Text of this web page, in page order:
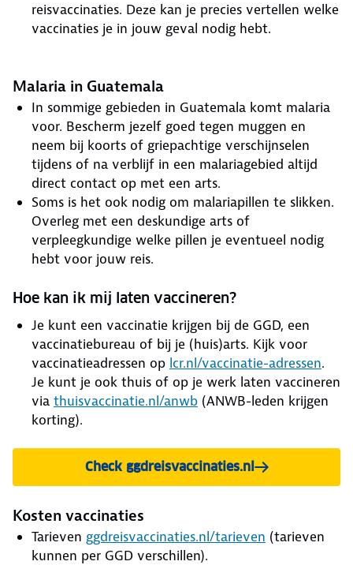
reisvaccinaties. Deze kan je precies vertellen welke
vaccinaties je in jouw geval nodig hebt.
Malaria in Guatemala
In sommige gebieden in Guatemala komt malaria
voor. Bescherm jezelf goed tegen muggen en
neem bij koorts of griepachtige verschijnselen
tijdens of na verblijf in een malariagebied altijd
direct contact op met een arts.
Soms is het ook nodig om malariapillen te slikken.
Overleg met een deskundige arts of
verpleegkundige welke pillen je eventueel nodig
hebt voor jouw reis.
Hoe kan ik mij laten vaccineren?
Je kunt een vaccinatie krijgen bij de GGD, een
vaccinatiebureau of bij je (huis)arts. Kijk voor
vaccinatieadressen op lcr.nl/vaccinatie-adressen.
Je kunt je ook thuis of op je werk laten vaccineren
via thuisvaccinatie.nl/anwb (ANWB-leden krijgen
korting).
Check ggdreisvaccinaties.nl
Kosten vaccinaties
Tarieven ggdreisvaccinaties.nl/tarieven (tarieven
kunnen per GGD verschillen).